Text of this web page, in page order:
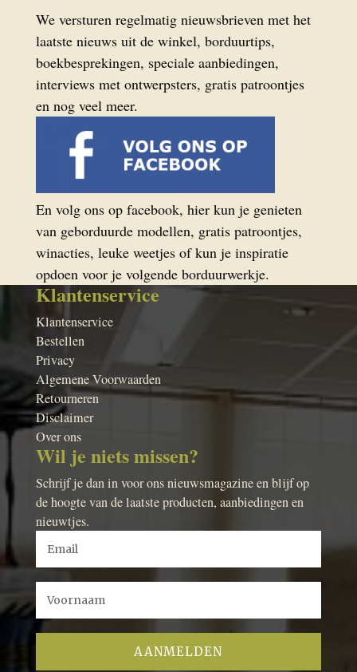
We versturen regelmatig nieuwsbrieven met het
laatste nieuws uit de winkel, borduurtips,
boekbesprekingen, speciale aanbiedingen,
interviews met ontwerpsters, gratis patroontjes
en nog veel meer.
En volg ons op facebook, hier kun je genieten
van geborduurde modellen, gratis patroontjes,
winacties, leuke weetjes of kun je inspiratie
opdoen voor je volgende borduurwerkje.
Klantenservice
Klantenservice
Bestellen
Privacy
Algemene Voorwaarden
Retourneren
Disclaimer
Over ons
Wil je niets missen?
Schrijf je dan in voor ons nieuwsmagazine en blijf op
de hoogte van de laatste producten, aanbiedingen en
nieuwtjes.